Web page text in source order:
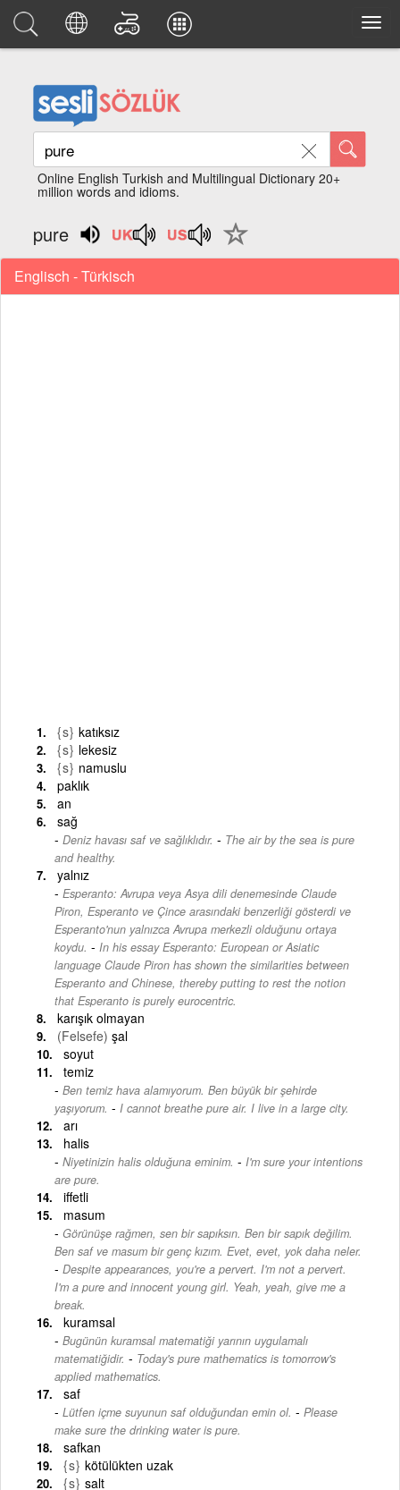
Online English Turkish and Multilingual Dictionary 20+
million words and idioms.
pure
Englisch - Türkisch
{s} katıksız
{s} lekesiz
{s} namuslu
paklık
an
sağ
Deniz havası saf ve sağlıklıdır. - The air by the sea is pure
and healthy.
yalnız
Esperanto: Avrupa veya Asya dili denemesinde Claude
Piron, Esperanto ve Çince arasındaki benzerliği gösterdi ve
Esperanto'nun yalnızca Avrupa merkezli olduğunu ortaya
koydu. - In his essay Esperanto: European or Asiatic
language Claude Piron has shown the similarities between
Esperanto and Chinese, thereby putting to rest the notion
that Esperanto is purely eurocentric.
karışık olmayan
(Felsefe) şal
soyut
temiz
Ben temiz hava alamıyorum. Ben büyük bir şehirde
yaşıyorum. - I cannot breathe pure air. I live in a large city.
arı
halis
Niyetinizin halis olduğuna eminim. - I'm sure your intentions
are pure.
iffetli
masum
Görünüşe rağmen, sen bir sapıksın. Ben bir sapık değilim.
Ben saf ve masum bir genç kızım. Evet, evet, yok daha neler.
- Despite appearances, you're a pervert. I'm not a pervert.
I'm a pure and innocent young girl. Yeah, yeah, give me a
break.
kuramsal
Bugünün kuramsal matematiği yarının uygulamalı
matematiğidir. - Today's pure mathematics is tomorrow's
applied mathematics.
saf
Lütfen içme suyunun saf olduğundan emin ol. - Please
make sure the drinking water is pure.
safkan
{s} kötülükten uzak
{s} salt